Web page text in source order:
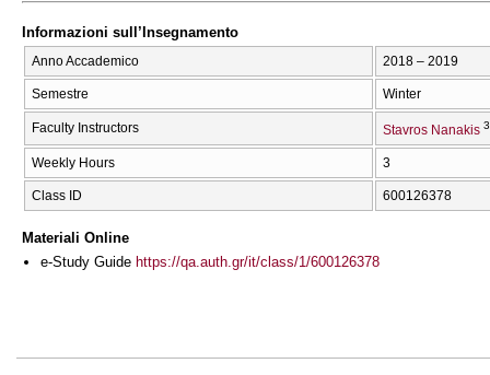
Informazioni sull’Insegnamento
Anno Accademico 2018 – 2019
Semestre Winter
Faculty Instructors Stavros Nanakis
Weekly Hours 3
Class ID 600126378
Materiali Online
e-Study Guide https://qa.auth.gr/it/class/1/600126378